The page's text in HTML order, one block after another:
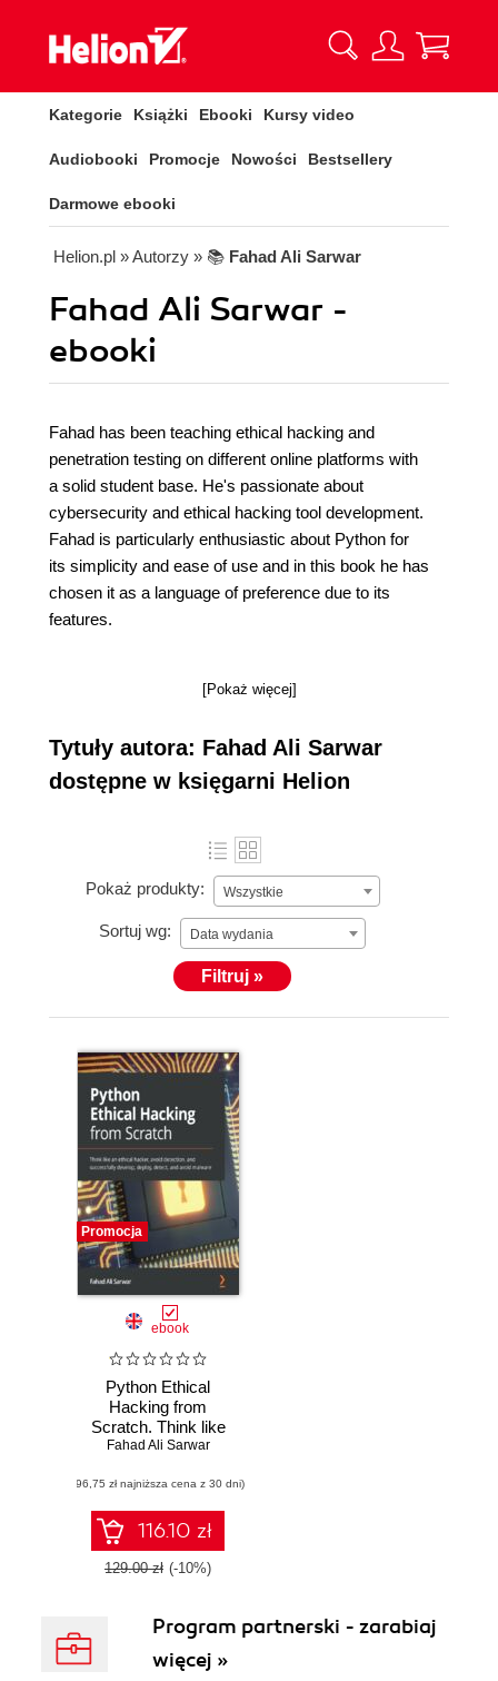
Kategorie Książki Ebooki Kursy video
Audiobooki Promocje Nowości Bestsellery
Darmowe ebooki
Helion.pl » Autorzy » 📚 Fahad Ali Sarwar
Fahad Ali Sarwar -
ebooki
Fahad has been teaching ethical hacking and
penetration testing on different online platforms with
a solid student base. He's passionate about
cybersecurity and ethical hacking tool development.
Fahad is particularly enthusiastic about Python for
its simplicity and ease of use and in this book he has
chosen it as a language of preference due to its
features.
[Pokaż więcej]
Tytuły autora: Fahad Ali Sarwar
dostępne w księgarni Helion
Pokaż produkty: Wszystkie
Sortuj wg: Data wydania
Filtruj »
Promocja
ebook
Python Ethical
Hacking from
Scratch. Think like
an ethical hacker,
and successfully
develop, deploy,
detect, and avoid
malware
Fahad Ali Sarwar
(96,75 zł najniższa cena z 30 dni)
116.10 zł
129.00 zł (-10%)
Program partnerski - zarabiaj
więcej »